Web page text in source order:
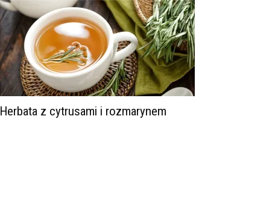
Herbata z cytrusami i rozmarynem